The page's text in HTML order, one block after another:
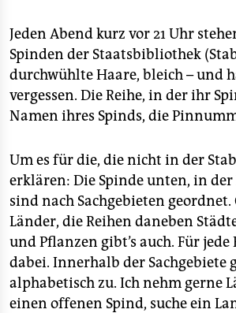
verlag
veranstaltungen
shop
unterstützen
abo
genossenschaft
epaper login
Jeden Abend kurz vor 21 Uhr
Spinden der Staatsbibliothek
durchwühlte Haare, bleich – und
vergessen. Die Reihe, in der ihr
Namen ihres Spinds, die
Um es für die, die nicht in der
erklären: Die Spinde unten, in
sind nach Sachgebieten geordnet.
Länder, die Reihen daneben
und Pflanzen gibt’s auch. Für jede
dabei. Innerhalb der Sachgebiete
alphabetisch zu. Ich nehm gerne
einen offenen Spind, suche ein